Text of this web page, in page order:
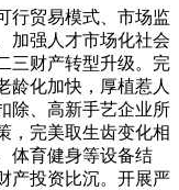
贸易模式、市场监
加强人才市场化社会
三财产转型升级。完
龄化加快，厚植惹人
除、高新手艺企业所
，完美取生齿变化相
体育健身等设备结
产投资比沉。开展严